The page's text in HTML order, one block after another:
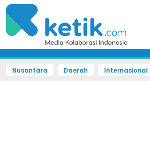
Nusantara Daerah Internasional